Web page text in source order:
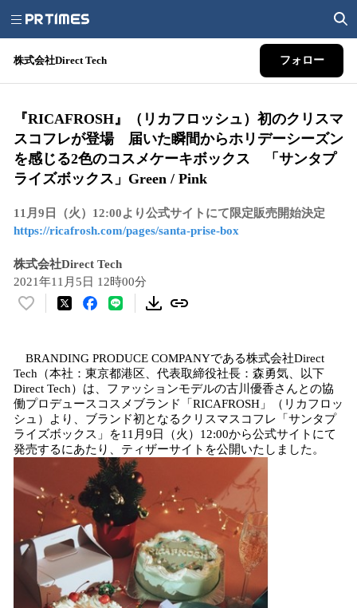
株式会社Direct Tech フォロー
『RICAFROSH』（リカフロッシュ）初のクリスマ
スコフレが登場 届いた瞬間からホリデーシーズン
を感じる2色のコスメケーキボックス 「サンタプ
ライズボックス」Green / Pink
11月9日（火）12:00より公式サイトにて限定販売開始決定
https://ricafrosh.com/pages/santa-prise-box
株式会社Direct Tech
2021年11月5日 12時00分
い
！
数
を
読
み
込
み
で
す
BRANDING PRODUCE COMPANYである株式会社Direct
Tech（本社：東京都港区、代表取締役社長：森勇気、以下
Direct Tech）は、ファッションモデルの古川優香さんとの協
働プロデュースコスメブランド「RICAFROSH」（リカフロッ
シュ）より、ブランド初となるクリスマスコフレ「サンタプ
ライズボックス」を11月9日（火）12:00から公式サイトにて
発売するにあたり、ティザーサイトを公開いたしました。